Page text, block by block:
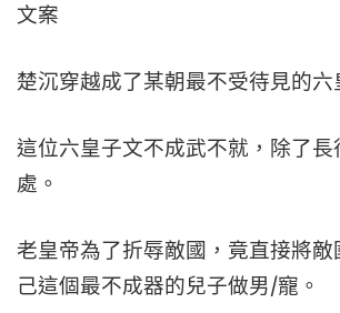
文案
楚沉穿越成了某朝最不受待見的六
這位六皇子文不成武不就，除了長
處。
老皇帝為了折辱敵國，竟直接將敵
己這個最不成器的兒子做男/寵。